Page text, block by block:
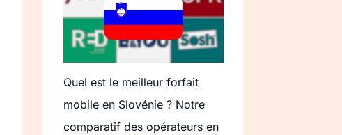
Quel est le meilleur forfait
mobile en Slovénie ? Notre
comparatif des opérateurs en